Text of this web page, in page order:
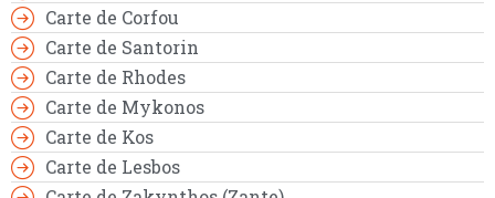
Carte de Corfou
Carte de Santorin
Carte de Rhodes
Carte de Mykonos
Carte de Kos
Carte de Lesbos